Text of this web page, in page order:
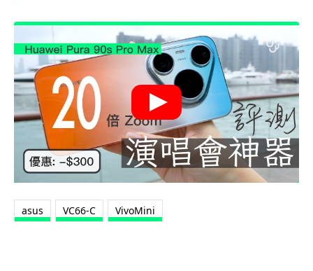
asus VC66-C VivoMini